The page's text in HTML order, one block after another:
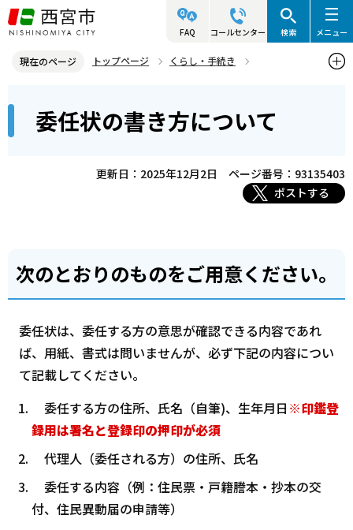
こ
の
ジ
先
FAQ コールセンター 検索 メニュー
現在のページ トップページ
くらし・手続き
委任状の書き方について
こ
委任状の書き方について
更新日：2025年12月2日
ページ番号：93135403
ポストする
次のとおりのものをご用意ください。
委任状は、委任する方の意思が確認できる内容であれ
ば、用紙、書式は問いませんが、必ず下記の内容につい
て記載してください。
委任する方の住所、氏名（自筆)、生年月日 ※印鑑登
録用は署名と登録印の押印が必須
代理人（委任される方）の住所、氏名
委任する内容（例：住民票・戸籍謄本・抄本の交
付、住民異動届の申請等）